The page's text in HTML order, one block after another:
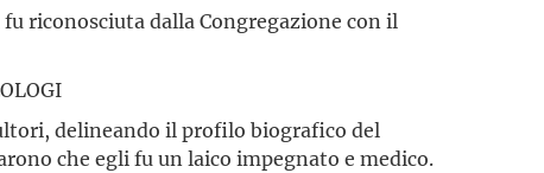
riconosciuta dalla Congregazione con il
delineando il profilo biografico del
che egli fu un laico impegnato e medico.